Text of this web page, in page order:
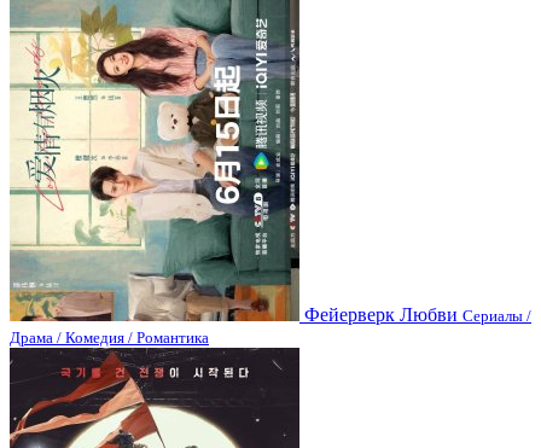
Фейерверк Любви Сериалы /
Драма / Комедия / Романтика